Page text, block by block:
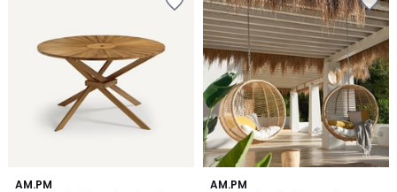
AM.PM
4
2
AM.PM
4